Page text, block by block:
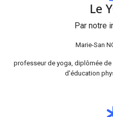
Le
Par notre
Marie-San
professeur de yoga, diplômée
d'éducation